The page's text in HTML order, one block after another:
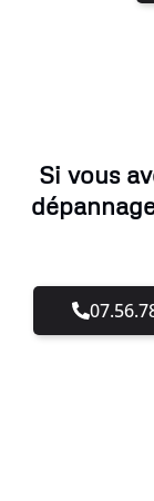
Si vous